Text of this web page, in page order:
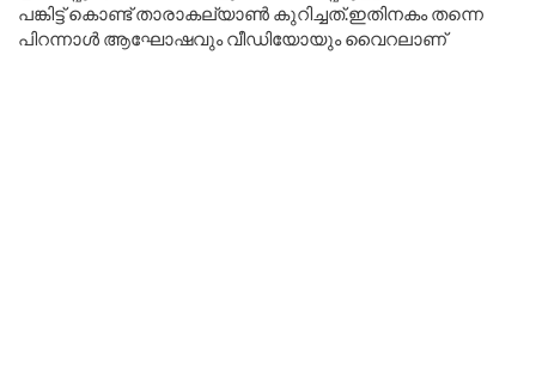
പങ്കിട്ട് കൊണ്ട് താരാകല്യാൺ കുറിച്ചത്.ഇതിനകം തന്നെ
പിറന്നാൾ ആഘോഷവും വീഡിയോയും വൈറലാണ്